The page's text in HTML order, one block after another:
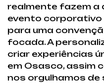
realmente fazem a
evento corporativo
para uma
focada. A
criar experiências
em Osasco, assim
nos orgulhamos de